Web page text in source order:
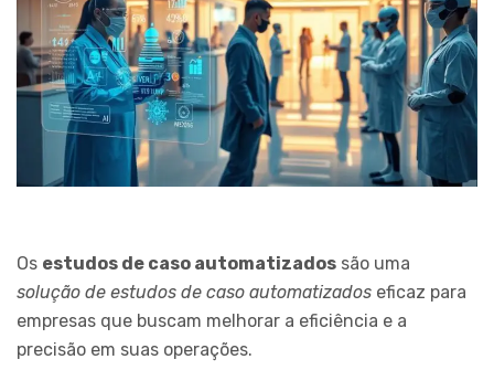
Os estudos de caso automatizados são uma
solução de estudos de caso automatizados eficaz para
empresas que buscam melhorar a eficiência e a
precisão em suas operações.